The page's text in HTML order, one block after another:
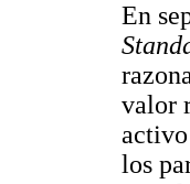
En
valor
los